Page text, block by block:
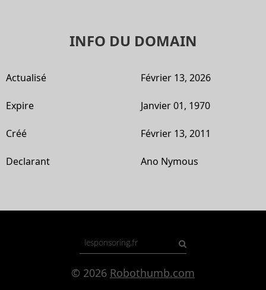
INFO DU DOMAIN
Actualisé Février 13, 2026
Expire Janvier 01, 1970
Créé Février 13, 2011
Declarant Ano Nymous
© 2026 Robothumb.com